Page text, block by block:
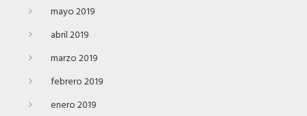
mayo 2019
abril 2019
marzo 2019
febrero 2019
enero 2019